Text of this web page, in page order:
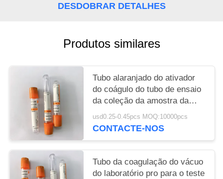
DESDOBRAR DETALHES
Produtos similares
Tubo alaranjado do ativador
do coágulo do tubo de ensaio
da coleção da amostra da
coagulação
usd0.25-0.45pcs MOQ:10000pcs
CONTACTE-NOS
Tubo da coagulação do vácuo
do laboratório pro para o teste